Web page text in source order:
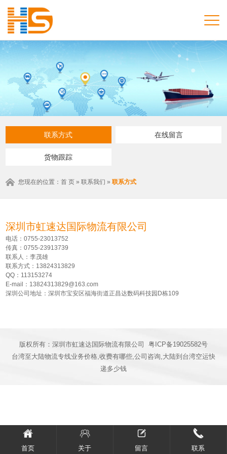
联系方式 在线留言
货物跟踪
您现在的位置：首 页 »联系我们 »联系方式
深圳市虹速达国际物流有限公司
电话：0755-23013752
传真：0755-23913739
联系人：李茂雄
联系方式：13824313829
QQ：113153274
E-mail：13824313829@163.com
深圳公司地址：深圳市宝安区福海街道正昌达数码科技园D栋109
版权所有：深圳市虹速达国际物流有限公司 粤ICP备19025582号
台湾至大陆物流专线业务价格,收费有哪些,公司咨询,大陆到台湾空运快
递多少钱
首页 关于 留言 联系